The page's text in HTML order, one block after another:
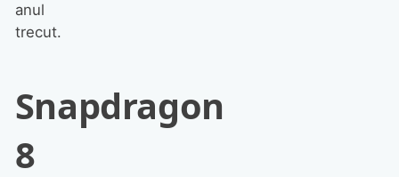
anul
trecut.
Snapdragon
8